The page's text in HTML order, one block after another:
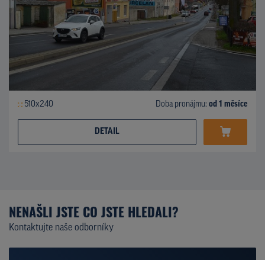
510x240 Doba pronájmu: od 1 měsíce
DETAIL
NENAŠLI JSTE CO JSTE HLEDALI?
Kontaktujte naše odborníky